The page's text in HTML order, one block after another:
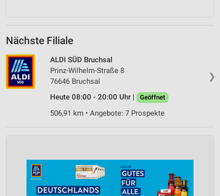
Nächste Filiale
❯
ALDI SÜD Bruchsal
Prinz-Wilhelm-Straße 8
76646 Bruchsal
Heute 08:00 - 20:00 Uhr |
Geöffnet
506,91 km • Angebote: 7 Prospekte